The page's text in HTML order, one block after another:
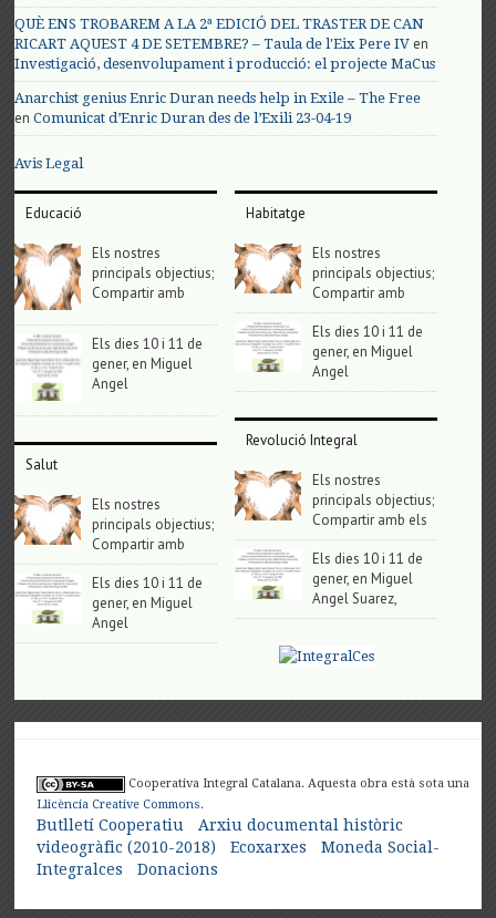
QUÈ ENS TROBAREM A LA 2ª EDICIÓ DEL TRASTER DE CAN
RICART AQUEST 4 DE SETEMBRE? – Taula de l'Eix Pere IV en
Investigació, desenvolupament i producció: el projecte MaCus
Anarchist genius Enric Duran needs help in Exile – The Free
enComunicat d’Enric Duran des de l’Exili 23-04-19
Avis Legal
Educació
Els nostres
principals objectius;
Compartir amb
Els dies 10 i 11 de
gener, en Miguel
Angel
Salut
Els nostres
principals objectius;
Compartir amb
Els dies 10 i 11 de
gener, en Miguel
Angel
Habitatge
Els nostres
principals objectius;
Compartir amb
Els dies 10 i 11 de
gener, en Miguel
Angel
Revolució Integral
Els nostres
principals objectius;
Compartir amb els
Els dies 10 i 11 de
gener, en Miguel
Angel Suarez,
Cooperativa Integral Catalana. Aquesta obra està sota una
Llicència Creative Commons.
Butlletí Cooperatiu
Arxiu documental històric
videogràfic (2010-2018)
Ecoxarxes
Moneda Social-
Integralces
Donacions